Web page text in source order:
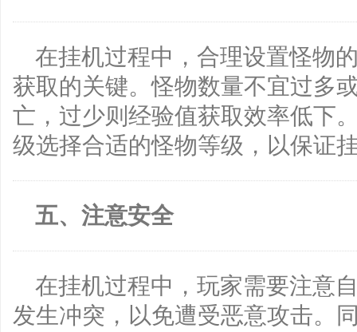
在挂机过程中，合理设置怪物
获取的关键。怪物数量不宜过多
亡，过少则经验值获取效率低下
级选择合适的怪物等级，以保证
五、注意安全
在挂机过程中，玩家需要注意
发生冲突，以免遭受恶意攻击。